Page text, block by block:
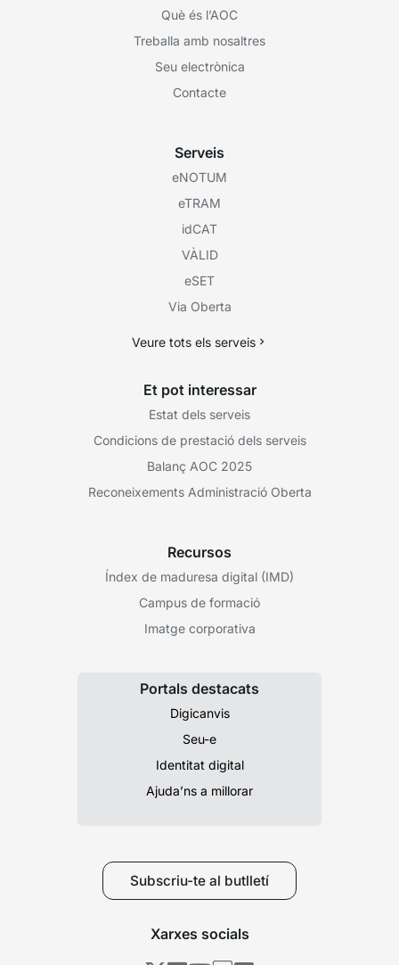
Què és l’AOC
Treballa amb nosaltres
Seu electrònica
Contacte
Serveis
eNOTUM
eTRAM
idCAT
VÀLID
eSET
Via Oberta
Veure tots els serveis
Et pot interessar
Estat dels serveis
Condicions de prestació dels serveis
Balanç AOC 2025
Reconeixements Administració Oberta
Recursos
Índex de maduresa digital (IMD)
Campus de formació
Imatge corporativa
Portals destacats
Digicanvis
Seu-e
Identitat digital
Ajuda’ns a millorar
Subscriu-te al butlletí
Xarxes socials